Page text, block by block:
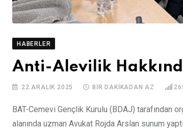
HABERLER
Anti-Alevilik
22 ARALIK 2025 BIR DAKIKADAN AZ
BAT-Cemevi Gençlik Kurulu (BDAJ) tarafından
alanında uzman Avukat Rojda Arslan sunum